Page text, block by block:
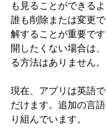
も見ることができる
誰も削除または変更
解することが重要で
開したくない場合は
る方法はありません。
現在、アプリは英語
だけます。追加の言
り組んでいます。